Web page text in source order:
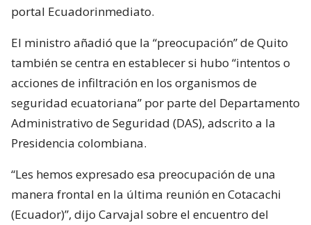
portal Ecuadorinmediato.
El ministro añadió que la “preocupación” de Quito
también se centra en establecer si hubo “intentos o
acciones de infiltración en los organismos de
seguridad ecuatoriana” por parte del Departamento
Administrativo de Seguridad (DAS), adscrito a la
Presidencia colombiana.
“Les hemos expresado esa preocupación de una
manera frontal en la última reunión en Cotacachi
(Ecuador)”, dijo Carvajal sobre el encuentro del